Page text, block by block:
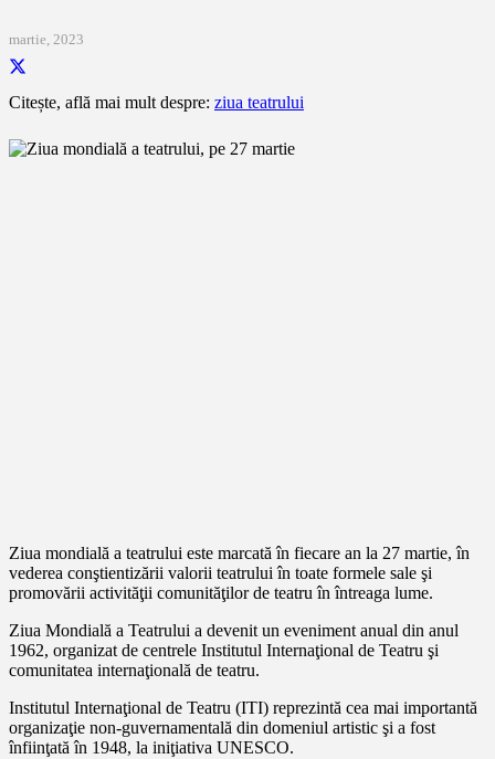
martie, 2023
Citește, află mai mult despre: ziua teatrului
Ziua mondială a teatrului este marcată în fiecare an la 27 martie, în
vederea conştientizării valorii teatrului în toate formele sale şi
promovării activităţii comunităţilor de teatru în întreaga lume.
Ziua Mondială a Teatrului a devenit un eveniment anual din anul
1962, organizat de centrele Institutul Internaţional de Teatru şi
comunitatea internaţională de teatru.
Institutul Internaţional de Teatru (ITI) reprezintă cea mai importantă
organizaţie non-guvernamentală din domeniul artistic şi a fost
înfiinţată în 1948, la iniţiativa UNESCO.